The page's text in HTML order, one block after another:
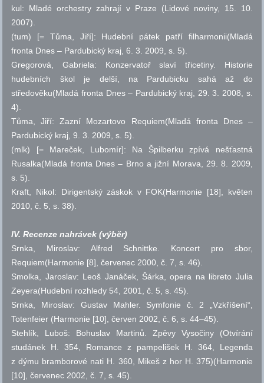
kul: Mladé orchestry zahrají v Praze (Lidové noviny, 15. 10.
2007).
(tum) [= Tůma, Jiří]: Hudební pátek patří filharmonii(Mladá
fronta Dnes – Pardubický kraj, 6. 3. 2009, s. 5).
Gregorová, Gabriela: Konzervatoř slaví třicetiny. Historie
hudebních škol je delší, na Pardubicku sahá až do
středověku(Mladá fronta Dnes – Pardubický kraj, 29. 3. 2008, s.
4).
Tůma, Jiří: Zazní Mozartovo Requiem(Mladá fronta Dnes –
Pardubický kraj, 9. 3. 2009, s. 5).
(mlk) [= Mareček, Lubomír]: Na Špilberku zpívá nešťastná
Rusalka(Mladá fronta Dnes – Brno a jižní Morava, 29. 8. 2009,
s. 5).
Kraft, Nikol: Dirigentský záskok v FOK(Harmonie [18], květen
2010,č. 5, s. 38).
IV. Recenze nahrávek (výběr)
Srnka, Miroslav: Alfred Schnittke. Koncert pro sbor,
Requiem(Harmonie [8], červenec 2000,č. 7, s. 46).
Smolka, Jaroslav: Leoš Janáček, Šárka, opera na libreto Julia
Zeyera(Hudební rozhledy 54, 2001,č. 5, s. 45).
Srnka, Miroslav: Gustav Mahler. Symfonieč. 2 „Vzkříšení“,
Totenfeier (Harmonie [10], červen 2002,č. 6, s. 44–45).
Stehlík, Luboš: Bohuslav Martinů. Zpěvy Vysočiny (Otvírání
studánek H. 354, Romance z pampelišek H. 364, Legenda
z dýmu bramborové nati H. 360, Mikeš z hor H. 375)(Harmonie
[10], červenec 2002,č. 7, s. 45).